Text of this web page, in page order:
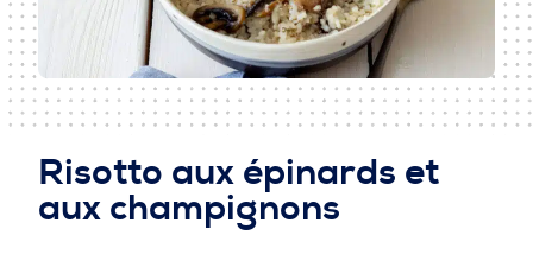
MA SANTÉ AU QUOTIDIEN
Risotto aux épinards et
aux champignons